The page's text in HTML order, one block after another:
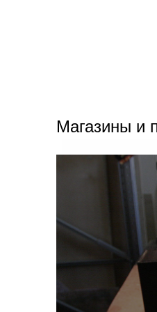
Магазины и